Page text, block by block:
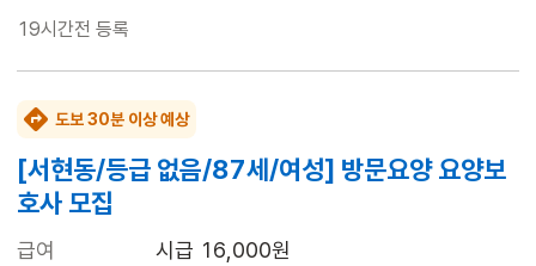
19시간전 등록
도보 30분 이상 예상
[서현동/등급 없음/87세/여성] 방문요양 요양보
호사 모집
급여
시급 16,000원